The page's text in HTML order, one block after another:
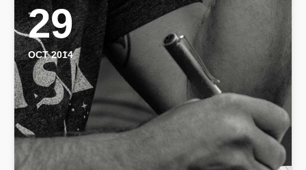
29
OCT 2014